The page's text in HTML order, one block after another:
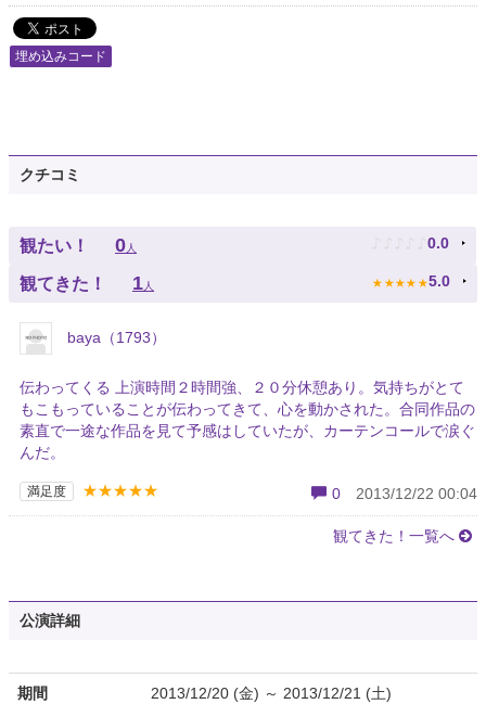
埋め込みコード
クチコミ
観たい！ 0人 ♪ ♪ ♪ ♪ ♪ 0.0
観てきた！ 1人 ★ ★ ★ ★ ★ 5.0
baya（1793）
伝わってくる 上演時間２時間強、２０分休憩あり。気持ちがとて
もこもっていることが伝わってきて、心を動かされた。合同作品の
素直で一途な作品を見て予感はしていたが、カーテンコールで涙ぐ
んだ。
満足度 ★★★★★ 0 2013/12/22 00:04
観てきた！一覧へ
公演詳細
期間 2013/12/20 (金) ～ 2013/12/21 (土)